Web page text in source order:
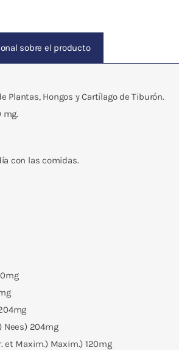
sobre el producto
Plantas, Hongos y Cartílago de Tiburón.
mg.
con las comidas.
Nees) 204mg
et Maxim.) Maxim.) 120mg